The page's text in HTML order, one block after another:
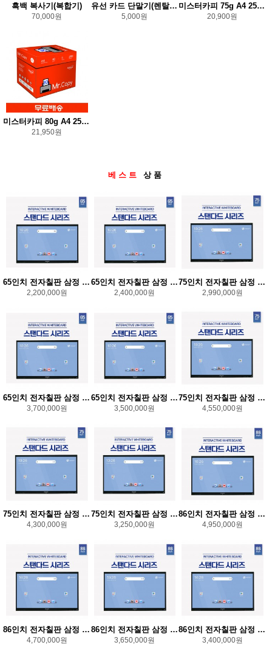
흑백 복사기(복합기)
70,000원
유선 카드 단말기(렌탈/구입)
5,000원
미스터카피 75g A4 2500매
20,900원
미스터카피 80g A4 2500매(배송비 무료)
21,950원
베스트 상품
65인치 전자칠판 삼정 SJ-65S13 기본형
2,200,000원
65인치 전자칠판 삼정 SJ-65S13C (설치비 별도/카메라내장형)
2,400,000원
75인치 전자칠판 삼정 SJ-75S13 기본형
2,990,000원
65인치 전자칠판 삼정 SJ-65S13CO (설치비 별도/카메라/컴퓨터내장형)
3,700,000원
65인치 전자칠판 삼정 SJ-65S13O (설치비 별도/컴퓨터내장형)
3,500,000원
75인치 전자칠판 삼정 SJ-75S13CO (설치비 별도/카메라/컴퓨터내장)
4,550,000원
75인치 전자칠판 삼정 SJ-75S13O (설치비 별도/컴퓨터내장)
4,300,000원
75인치 전자칠판 삼정 SJ-75S13C (설치비 별도/카메라내장)
3,250,000원
86인치 전자칠판 삼정 SJ-86S13CO (배송비무료/설치비별도/매립가능)
4,950,000원
86인치 전자칠판 삼정 SJ-86S13O (설치비 별도/컴퓨터내장)
4,700,000원
86인치 전자칠판 삼정 SJ-86S13C (설치비 별도/카메라내장 모델)
3,650,000원
86인치 전자칠판 삼정 SJ-86S13 기본형
3,400,000원